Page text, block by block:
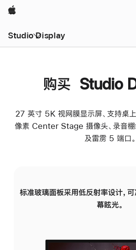
Apple
Studio Display
购买 Studio
27 英寸 5K 视网膜显示屏、支持桌
像素 Center Stage 摄像头、录音棚
及雷雳 5 端口。
标准玻璃面板采用低反射率设计，
幕眩光。